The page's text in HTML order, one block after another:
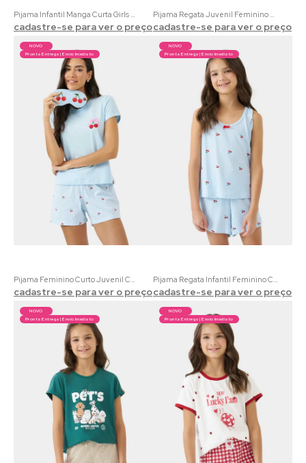
Pijama Infantil Manga Curta Girls Club | 100% Algodão Listrado Rosa com Estampa Esportiva
cadastre-se para ver o preço
Pijama Regata Juvenil Feminino Doce Cereja | Ribana Canelada Rosa com Estampa de Cereja
cadastre-se para ver o preço
NOVO
Pronta Entrega | Envio Imediato
Pijama Feminino Curto Juvenil Cherry | 100% Algodão com Estampa de Cereja
cadastre-se para ver o preço
NOVO
Pronta Entrega | Envio Imediato
Pijama Regata Infantil Feminino Cherry | Ribana Azul Xadrez com Estampa de Cereja
cadastre-se para ver o preço
NOVO
Pronta Entrega | Envio Imediato
NOVO
Pronta Entrega | Envio Imediato